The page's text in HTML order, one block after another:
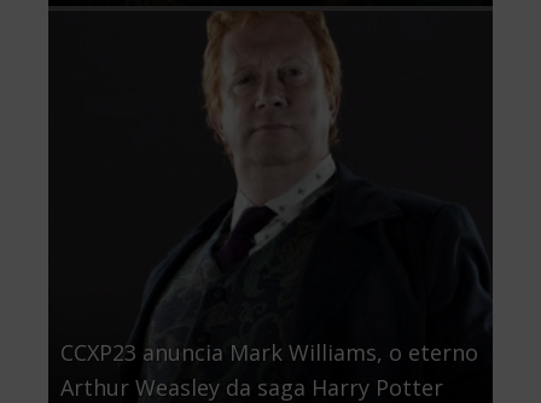
CCXP23 anuncia Mark Williams, o eterno
Arthur Weasley da saga Harry Potter